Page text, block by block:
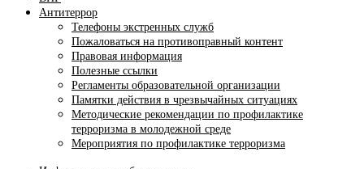
Антитеррор
Телефоны экстренных служб
Пожаловаться на противоправный контент
Правовая информация
Полезные ссылки
Регламенты образовательной организации
Памятки действия в чрезвычайных ситуациях
Методические рекомендации по профилактике
терроризма в молодежной среде
Мероприятия по профилактике терроризма